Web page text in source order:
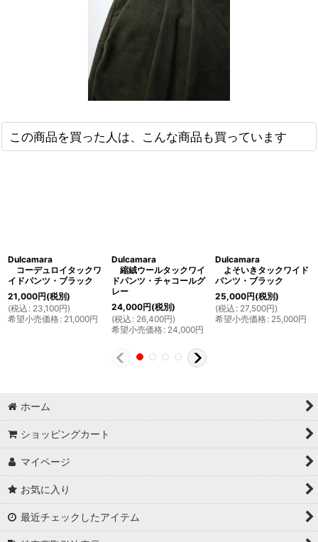
この商品を買った人は、こんな商品も買っています
Dulcamara
コーデュロイタックワ
イドパンツ・ブラック
21,000円(税別)
(税込 : 23,100円)
希望小売価格: 21,000円
Dulcamara
縮絨ウールタックワイ
ドパンツ・チャコールグ
レー
24,000円(税別)
(税込 : 26,400円)
希望小売価格: 24,000円
Dulcamara
よそいきタックワイド
パンツ・ブラック
25,000円(税別)
(税込 : 27,500円)
希望小売価格: 25,000円
ホーム
ショッピングカート
マイページ
お気に入り
最近チェックしたアイテム